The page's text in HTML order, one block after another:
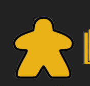
content